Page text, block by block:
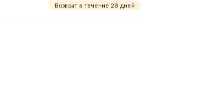
Возврат в течение 28 дней